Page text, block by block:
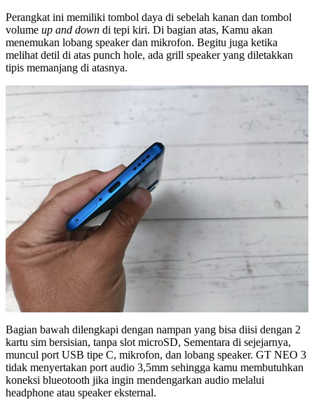
Perangkat ini memiliki tombol daya di sebelah kanan dan tombol
volume up and down di tepi kiri. Di bagian atas, Kamu akan
menemukan lobang speaker dan mikrofon. Begitu juga ketika
melihat detil di atas punch hole, ada grill speaker yang diletakkan
tipis memanjang di atasnya.
Bagian bawah dilengkapi dengan nampan yang bisa diisi dengan 2
kartu sim bersisian, tanpa slot microSD, Sementara di sejejarnya,
muncul port USB tipe C, mikrofon, dan lobang speaker. GT NEO 3
tidak menyertakan port audio 3,5mm sehingga kamu membutuhkan
koneksi blueotooth jika ingin mendengarkan audio melalui
headphone atau speaker eksternal.